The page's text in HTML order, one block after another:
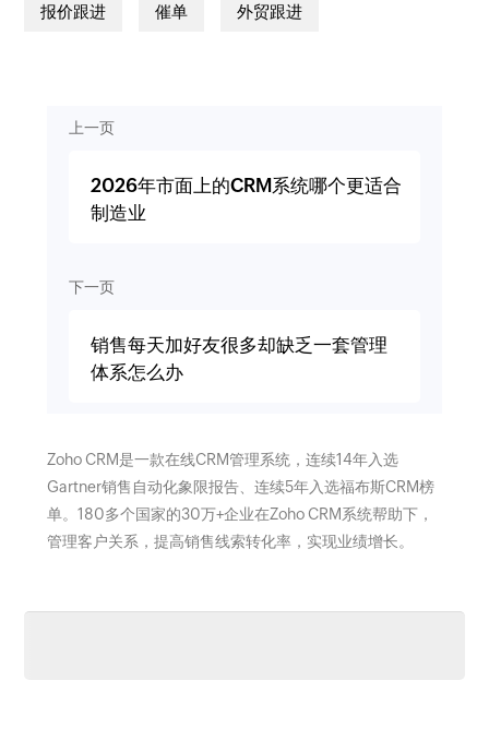
报价跟进 催单 外贸跟进
上一页
2026年市面上的CRM系统哪个更适合
制造业
下一页
销售每天加好友很多却缺乏一套管理
体系怎么办
Zoho CRM是一款在线CRM管理系统，连续14年入选
Gartner销售自动化象限报告、连续5年入选福布斯CRM榜
单。180多个国家的30万+企业在Zoho CRM系统帮助下，
管理客户关系，提高销售线索转化率，实现业绩增长。